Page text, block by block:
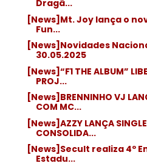
Dragã...
[News]Mt. Joy lança o
Fun...
[News]Novidades
30.05.2025
[News]“F1 THE ALBUM”
PROJ...
[News]BRENNINHO VJ
COM MC...
[News]AZZY LANÇA
CONSOLIDA...
[News]Secult realiza 4º
Estadu...